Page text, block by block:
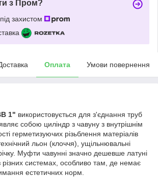
з Пром?
захистом
Оплата Умови повернення
1" використовується для з'єднання труб
собою циліндр з чавуну з внутрішнім
герметизуючих різьблення матеріалів
льон (клоччя), ущільнювальні
Муфти чавунні значно дешевше латуні
різних системах, особливо там, де немає
естетичних норм.